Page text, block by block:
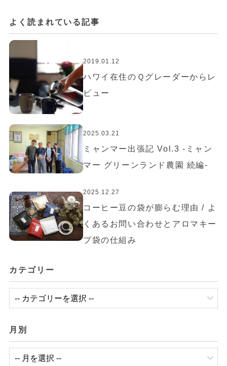
よく読まれている記事
2019.01.12
ハワイ在住のＱグレーダーからレ
ビュー
2025.03.21
ミャンマー出張記 Vol.3 -ミャン
マー グリーンランド農園 続編-
2025.12.27
コーヒー豆の袋が膨らむ理由 / よ
くあるお問い合わせとアロマキー
プ袋の仕組み
カテゴリー
月別